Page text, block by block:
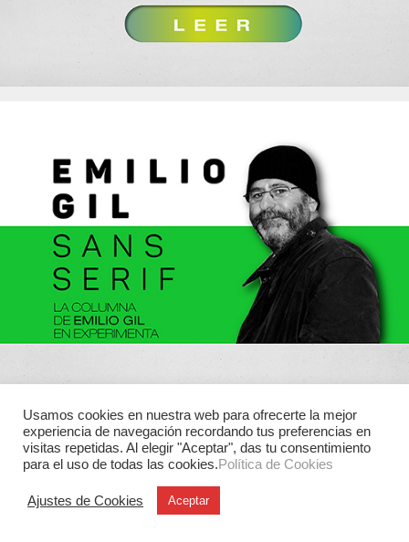
Usamos cookies en nuestra web para ofrecerte la mejor
experiencia de navegación recordando tus preferencias en
visitas repetidas. Al elegir "Aceptar", das tu consentimiento
para el uso de todas las cookies.Política de Cookies
Ajustes de Cookies Aceptar